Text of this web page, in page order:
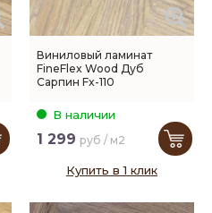
Виниловый ламинат
FineFlex Wood Дуб
Сарпин Fx-110
В наличии
1 299 руб / м2
Купить в 1 клик